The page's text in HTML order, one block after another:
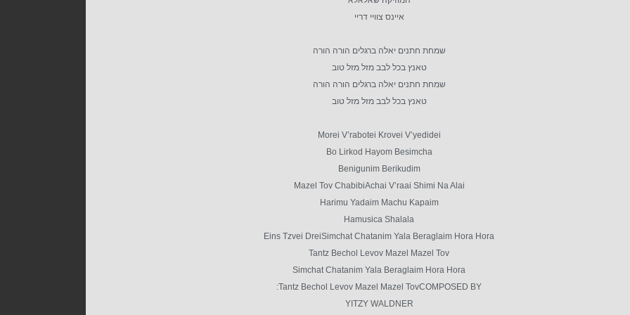
איינס צוויי דריי
שמחת חתנים יאלה ברגלים הורה הורה
טאנץ בכל לבב מזל מזל טוב
שמחת חתנים יאלה ברגלים הורה הורה
טאנץ בכל לבב מזל מזל טוב
Morei V’rabotei Krovei V’yedidei
Bo Lirkod Hayom Besimcha
Benigunim Berikudim
Mazel Tov ChabibiAchai V’raai Shimi Na Alai
Harimu Yadaim Machu Kapaim
Hamusica Shalala
Eins Tzvei DreiSimchat Chatanim Yala Beraglaim Hora Hora
Tantz Bechol Levov Mazel Mazel Tov
Simchat Chatanim Yala Beraglaim Hora Hora
Tantz Bechol Levov Mazel Mazel TovCOMPOSED BY:
YITZY WALDNER